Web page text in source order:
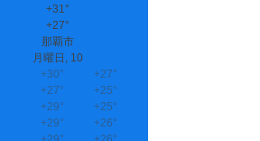
+31°
+27°
那覇市
月曜日, 10
+30° +27°
+27° +25°
+29° +25°
+29° +26°